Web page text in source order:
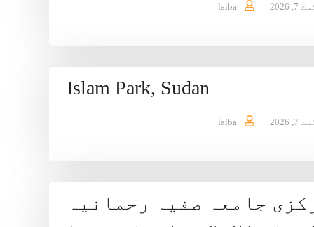
2026
laiba
Islam Park, Sudan
2026
laiba
جامعہ صفیہ رحمانیہ